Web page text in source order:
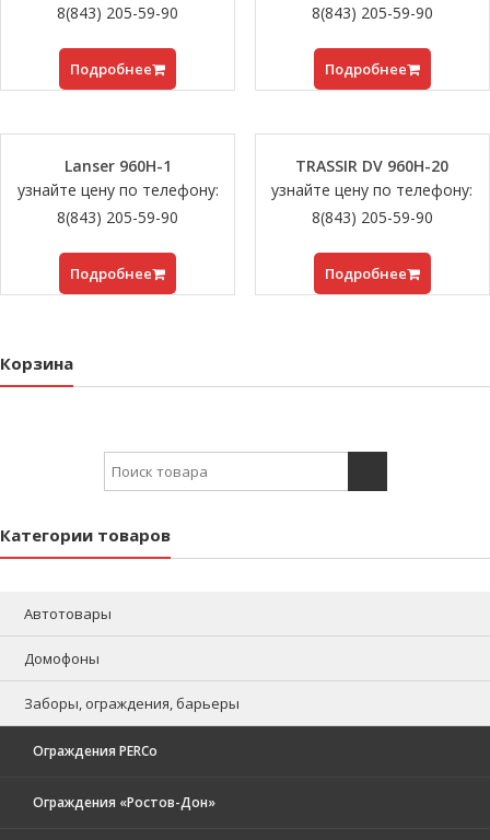
8(843) 205-59-90
Подробнее
8(843) 205-59-90
Подробнее
Lanser 960H-1
узнайте цену по телефону:
8(843) 205-59-90
Подробнее
TRASSIR DV 960H-20
узнайте цену по телефону:
8(843) 205-59-90
Подробнее
Корзина
Search for:
Категории товаров
Автотовары
Домофоны
Заборы, ограждения, барьеры
Ограждения PERCo
Ограждения «Ростов-Дон»